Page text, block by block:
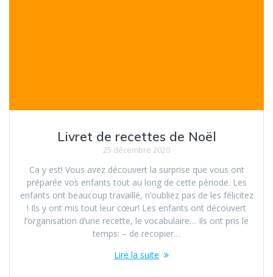
Livret de recettes de Noël
25 décembre 2020
Ca y est! Vous avez découvert la surprise que vous ont
préparée vos enfants tout au long de cette période. Les
enfants ont beaucoup travaillé, n’oubliez pas de les félicitez
! Ils y ont mis tout leur cœur! Les enfants ont découvert
l’organisation d’une recette, le vocabulaire… Ils ont pris le
temps: – de recopier…
Lire la suite